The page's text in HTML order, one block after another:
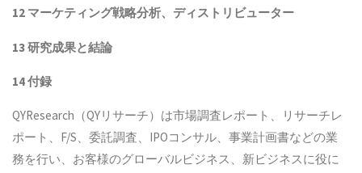
12 マーケティング戦略分析、ディストリビューター
13 研究成果と結論
14 付録
QYResearch（QYリサーチ）は市場調査レポート、リサーチレ
ポート、F/S、委託調査、IPOコンサル、事業計画書などの業
務を行い、お客様のグローバルビジネス、新ビジネスに役に